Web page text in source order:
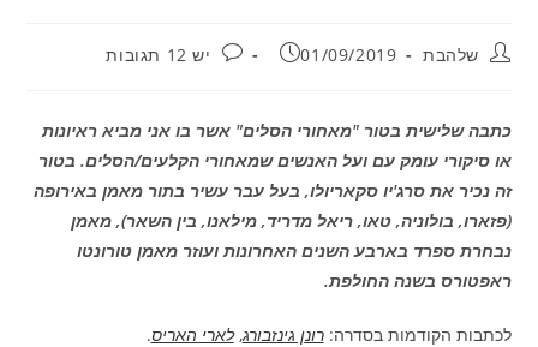
מחבר:שלהבת פורסם:
01/09/2019 תגובות:
יש 12 תגובות
כתבה שלישית בטור "מאחורי הסלים" אשר בו אני מביא ראיונות
או סיקורי עומק עם ועל האנשים שמאחורי הקלעים/הסלים. בטור
זה נכיר את סרג'יו סקאריולו, בעל עבר עשיר בתור מאמן באירופה
(פזארו, בולוניה, טאו, ריאל מדריד, מילאנו, בין השאר), מאמן
נבחרת ספרד בארבע השנים האחרונות ועוזר מאמן טורונטו
ראפטורס בשנה החולפת.
לכתבות הקודמות בסדרה:רונן גינזבורג,לארי האריס.